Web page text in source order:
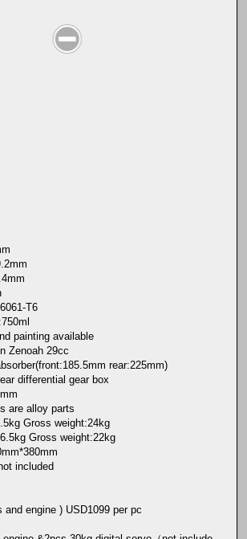
T6
painting available
Zenoah 29cc
rear:225mm)
differential gear box
are alloy parts
Gross weight:24kg
Gross weight:22kg
included
and engine ) USD1099 per pc